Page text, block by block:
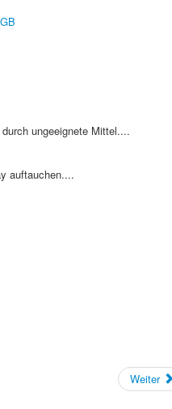
ungeeignete Mittel....
auftauchen....
Weiter